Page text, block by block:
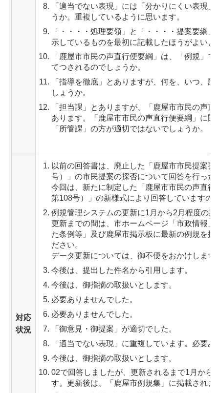
「適当でない表現」には「分かりにくい表現
うか。重複しているように思います。
「・・・・処理要領」と「・・・・提案要綱
示しているものを最初に記載したほうがよいよ
「鹿屋市市民の声直行便要綱」は、「例規」
てつされるのでしょうか。
「指導を徹底」とありますが、何を、いつ、
しょうか。
「担当課」とありますが、「鹿屋市市民の声
あります。「鹿屋市市民の声直行便要綱」に
「所管課」の方が適切ではないでしょうか。
対応
状況
以前の回答書は、廃止した「鹿屋市市民提案
号）」の市民提案の採否について回答を行った
今回は、新たに制定した「鹿屋市市民の声直
第108号）」の新様式により回答していますの
例規管理システムの更新に1月から2月程度の
更新までの間は、市ホームページ「市政情報
た条例等」及び鹿屋市掲示板に最新の例規を
ださい。
データ更新については、御不便をおかけします
今後は、提出した件名から引用します。
今後は、御指摘の取扱いとします。
必要ありませんでした。
必要ありませんでした。
「御意見・御提案」が適切でした。
「適当でない表現」に重複しています。必要
今後は、御指摘の取扱いとします。
02で回答しましたが、更新されるまで1月から
す。更新後は、「鹿屋市例規集」に掲載されま